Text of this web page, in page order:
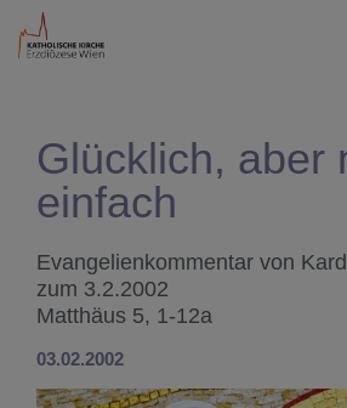
Glücklich, aber
einfach
Evangelienkommentar von
zum 3.2.2002
Matthäus 5, 1-12a
03.02.2002